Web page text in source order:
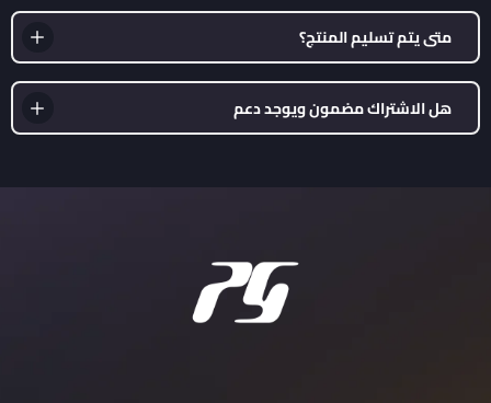
متى يتم تسليم المنتج؟
هل الاشتراك مضمون ويوجد دعم